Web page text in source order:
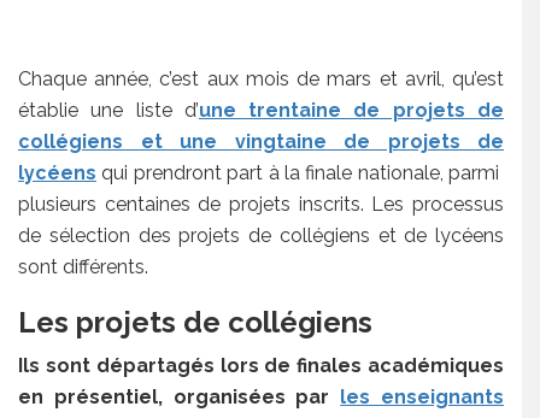
Chaque année, c’est aux mois de mars et avril, qu’est
établie une liste d’une trentaine de projets de
collégiens et une vingtaine de projets de
lycéens qui prendront part à la finale nationale, parmi
plusieurs centaines de projets inscrits. Les processus
de sélection des projets de collégiens et de lycéens
sont différents.
Les projets de collégiens
Ils sont départagés lors de finales académiques
en présentiel, organisées par les enseignants